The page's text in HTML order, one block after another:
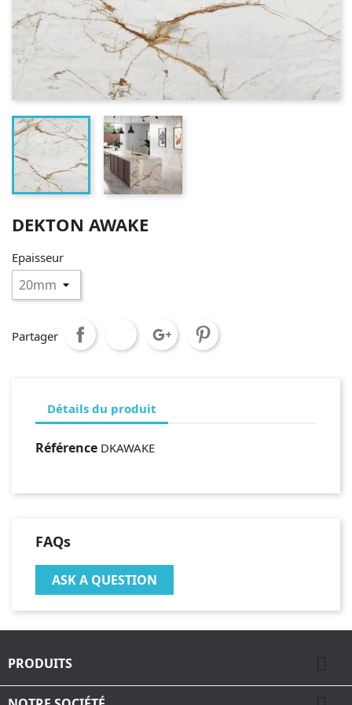
DEKTON AWAKE
Epaisseur
Partager
Détails du produit
Référence DKAWAKE
FAQs
ASK A QUESTION
PRODUITS 